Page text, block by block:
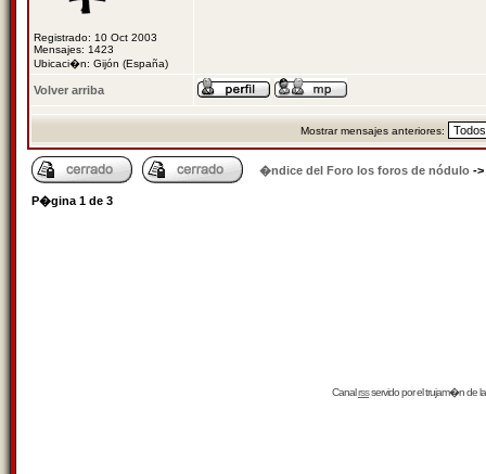
Registrado: 10 Oct 2003
Mensajes: 1423
Ubicaci�n: Gijón (España)
Volver arriba
Mostrar mensajes anteriores:
�ndice del Foro los foros de nódulo ->
P�gina 1 de 3
Canalrssservido por eltrujam�nde